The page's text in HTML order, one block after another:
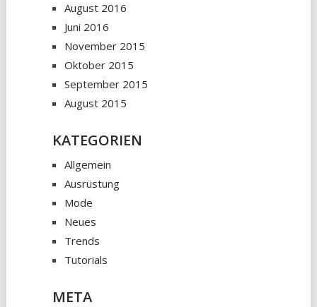
August 2016
Juni 2016
November 2015
Oktober 2015
September 2015
August 2015
KATEGORIEN
Allgemein
Ausrüstung
Mode
Neues
Trends
Tutorials
META